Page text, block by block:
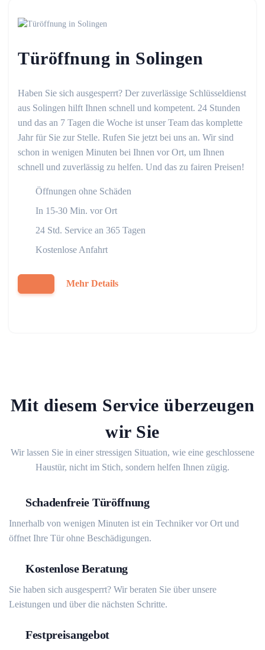
Türöffnung in Solingen
Haben Sie sich ausgesperrt? Der zuverlässige Schlüsseldienst
aus Solingen hilft Ihnen schnell und kompetent. 24 Stunden
und das an 7 Tagen die Woche ist unser Team das komplette
Jahr für Sie zur Stelle. Rufen Sie jetzt bei uns an. Wir sind
schon in wenigen Minuten bei Ihnen vor Ort, um Ihnen
schnell und zuverlässig zu helfen. Und das zu fairen Preisen!
Öffnungen ohne Schäden
In 15-30 Min. vor Ort
24 Std. Service an 365 Tagen
Kostenlose Anfahrt
Mehr Details
Mit diesem Service überzeugen
wir Sie
Wir lassen Sie in einer stressigen Situation, wie eine geschlossene
Haustür, nicht im Stich, sondern helfen Ihnen zügig.
Schadenfreie Türöffnung
Innerhalb von wenigen Minuten ist ein Techniker vor Ort und
öffnet Ihre Tür ohne Beschädigungen.
Kostenlose Beratung
Sie haben sich ausgesperrt? Wir beraten Sie über unsere
Leistungen und über die nächsten Schritte.
Festpreisangebot